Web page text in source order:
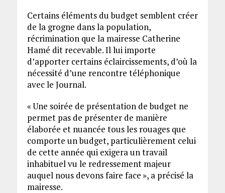
Certains éléments du budget semblent créer
de la grogne dans la population,
récrimination que la mairesse Catherine
Hamé dit recevable. Il lui importe
d’apporter certains éclaircissements, d’où la
nécessité d’une rencontre téléphonique
avec le Journal.
« Une soirée de présentation de budget ne
permet pas de présenter de manière
élaborée et nuancée tous les rouages que
comporte un budget, particulièrement celui
de cette année qui exigera un travail
inhabituel vu le redressement majeur
auquel nous devons faire face », a précisé la
mairesse.